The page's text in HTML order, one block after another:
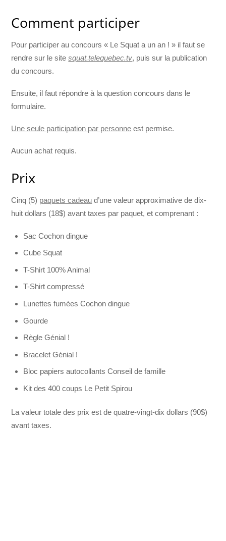
Comment participer
Pour participer au concours « Le Squat a un an ! » il faut se
rendre sur le sitesquat.telequebec.tv, puis sur la publication
du concours.
Ensuite, il faut répondre à la question concours dans le
formulaire.
Une seule participation par personne est permise.
Aucun achat requis.
Prix
Cinq (5) paquets cadeau d’une valeur approximative de dix-
huit dollars (18$) avant taxes par paquet, et comprenant :
Sac Cochon dingue
Cube Squat
T-Shirt 100% Animal
T-Shirt compressé
Lunettes fumées Cochon dingue
Gourde
Règle Génial !
Bracelet Génial !
Bloc papiers autocollants Conseil de famille
Kit des 400 coups Le Petit Spirou
La valeur totale des prix est de quatre-vingt-dix dollars (90$)
avant taxes.